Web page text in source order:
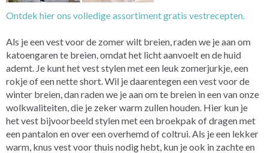
Ontdek hier ons volledige assortiment gratis vestrecepten.
Als je een vest voor de zomer wilt breien, raden we je aan om
katoengaren te breien, omdat het licht aanvoelt en de huid
ademt. Je kunt het vest stylen met een leuk zomerjurkje, een
rokje of een nette short. Wil je daarentegen een vest voor de
winter breien, dan raden we je aan om te breien in een van onze
wolkwaliteiten, die je zeker warm zullen houden. Hier kun je
het vest bijvoorbeeld stylen met een broekpak of dragen met
een pantalon en over een overhemd of coltrui. Als je een lekker
warm, knus vest voor thuis nodig hebt, kun je ook in zachte en